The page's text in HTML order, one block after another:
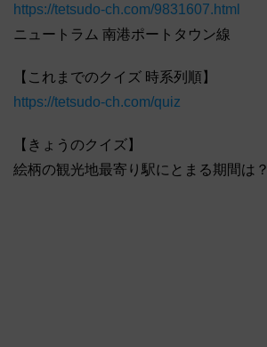
https://tetsudo-ch.com/9831607.html
ニュートラム 南港ポートタウン線
【これまでのクイズ 時系列順】
https://tetsudo-ch.com/quiz
【きょうのクイズ】
絵柄の観光地最寄り駅にとまる期間は？